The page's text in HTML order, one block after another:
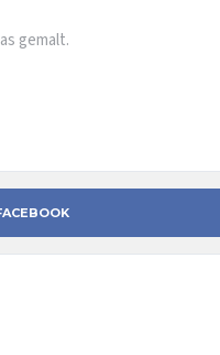
gemalt.